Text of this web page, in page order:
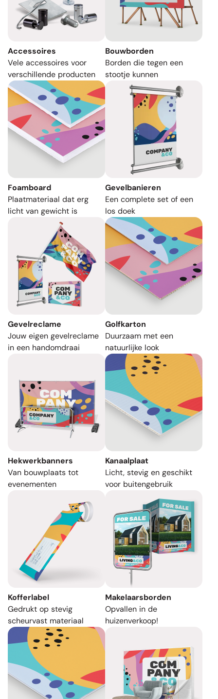
Accessoires
Vele accessoires voor
verschillende producten
Bouwborden
Borden die tegen een
stootje kunnen
Foamboard
Plaatmateriaal dat erg
licht van gewicht is
Gevelbanieren
Een complete set of een
los doek
Gevelreclame
Jouw eigen gevelreclame
in een handomdraai
Golfkarton
Duurzaam met een
natuurlijke look
Hekwerkbanners
Van bouwplaats tot
evenementen
Kanaalplaat
Licht, stevig en geschikt
voor buitengebruik
Kofferlabel
Gedrukt op stevig
scheurvast materiaal
Makelaarsborden
Opvallen in de
huizenverkoop!